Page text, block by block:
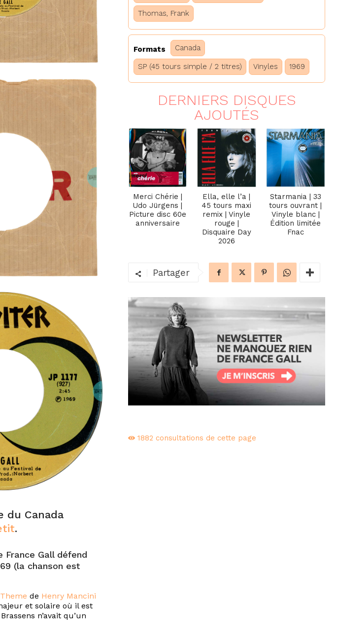
du Canada
.
France Gall défend
(la chanson est
de Henry Mancini
et solaire où il est
n’avait qu’un
Thomas, Frank
Formats Canada
SP (45 tours simple / 2 titres) Vinyles 1969
DERNIERS DISQUES
AJOUTÉS
Merci Chérie |
Udo Jürgens |
Picture disc 60e
anniversaire
Ella, elle l’a |
45 tours maxi
remix | Vinyle
rouge |
Disquaire Day
2026
Starmania | 33
tours ouvrant |
Vinyle blanc |
Édition limitée
Fnac
Partager
1882 consultations de cette page